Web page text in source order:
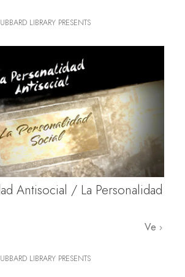
LIBRARY PRESENTS
Antisocial / La Personalidad
Ve
LIBRARY PRESENTS